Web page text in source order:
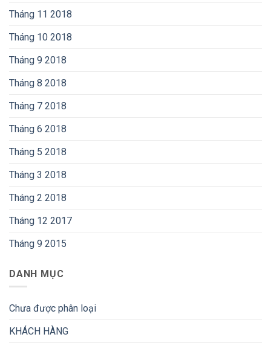
Tháng 11 2018
Tháng 10 2018
Tháng 9 2018
Tháng 8 2018
Tháng 7 2018
Tháng 6 2018
Tháng 5 2018
Tháng 3 2018
Tháng 2 2018
Tháng 12 2017
Tháng 9 2015
DANH MỤC
Chưa được phân loại
KHÁCH HÀNG